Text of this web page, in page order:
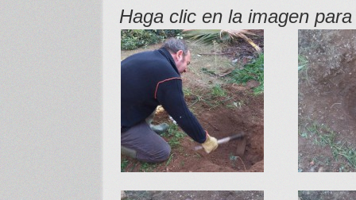
Haga clic en la imagen